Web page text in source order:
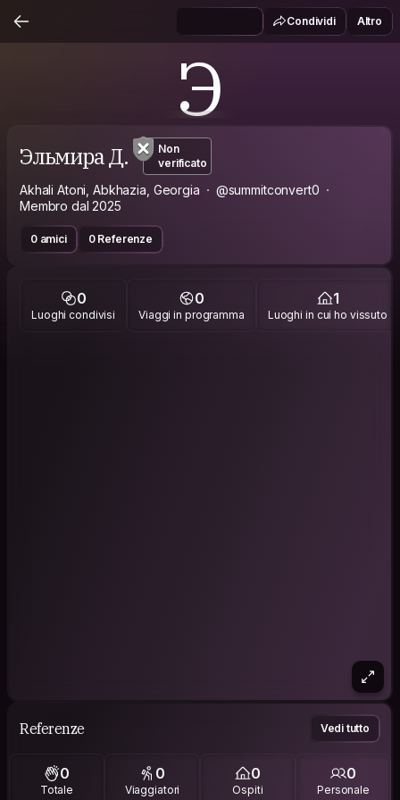
Condividi Altro
Э
Эльмира Д.
Non
verificato
Akhali Atoni, Abkhazia, Georgia
@summitconvert0
Membro dal 2025
0 amici 0 Referenze
0
Luoghi condivisi
0
Viaggi in programma
1
Luoghi in cui ho vissuto
Referenze Vedi tutto
0
Totale
0
Viaggiatori
0
Ospiti
0
Personale